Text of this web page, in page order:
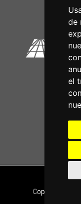
de
el
Nota
Copyright ©